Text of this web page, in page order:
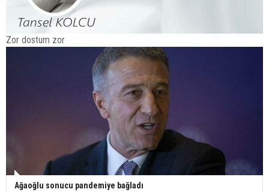
Zor dostum zor
Ağaoğlu sonucu pandemiye bağladı